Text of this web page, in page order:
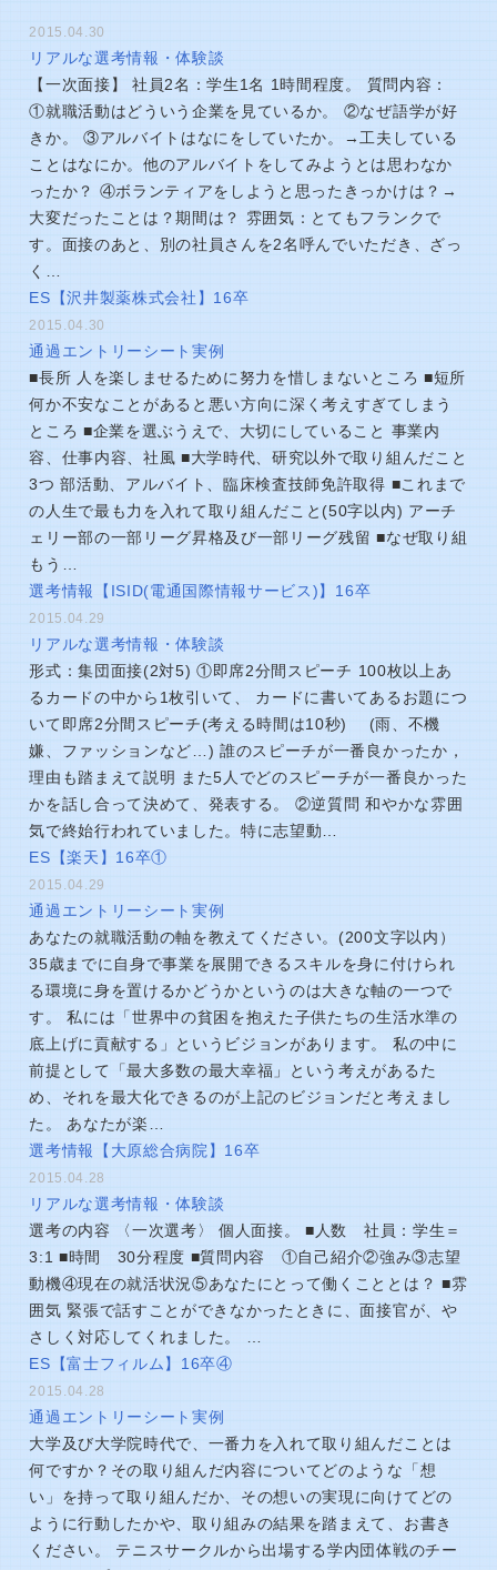
2015.04.30
リアルな選考情報・体験談
【一次面接】 社員2名：学生1名 1時間程度。 質問内容：
①就職活動はどういう企業を見ているか。 ②なぜ語学が好
きか。 ③アルバイトはなにをしていたか。→工夫している
ことはなにか。他のアルバイトをしてみようとは思わなか
ったか？ ④ボランティアをしようと思ったきっかけは？→
大変だったことは？期間は？ 雰囲気：とてもフランクで
す。面接のあと、別の社員さんを2名呼んでいただき、ざっ
く…
ES【沢井製薬株式会社】16卒
2015.04.30
通過エントリーシート実例
■長所 人を楽しませるために努力を惜しまないところ ■短所
何か不安なことがあると悪い方向に深く考えすぎてしまう
ところ ■企業を選ぶうえで、大切にしていること 事業内
容、仕事内容、社風 ■大学時代、研究以外で取り組んだこと
3つ 部活動、アルバイト、臨床検査技師免許取得 ■これまで
の人生で最も力を入れて取り組んだこと(50字以内) アーチ
ェリー部の一部リーグ昇格及び一部リーグ残留 ■なぜ取り組
もう…
選考情報【ISID(電通国際情報サービス)】16卒
2015.04.29
リアルな選考情報・体験談
形式：集団面接(2対5) ①即席2分間スピーチ 100枚以上あ
るカードの中から1枚引いて、 カードに書いてあるお題につ
いて即席2分間スピーチ(考える時間は10秒) (雨、不機
嫌、ファッションなど…) 誰のスピーチが一番良かったか，
理由も踏まえて説明 また5人でどのスピーチが一番良かった
かを話し合って決めて、発表する。 ②逆質問 和やかな雰囲
気で終始行われていました。特に志望動…
ES【楽天】16卒①
2015.04.29
通過エントリーシート実例
あなたの就職活動の軸を教えてください。(200文字以内）
35歳までに自身で事業を展開できるスキルを身に付けられ
る環境に身を置けるかどうかというのは大きな軸の一つで
す。 私には「世界中の貧困を抱えた子供たちの生活水準の
底上げに貢献する」というビジョンがあります。 私の中に
前提として「最大多数の最大幸福」という考えがあるた
め、それを最大化できるのが上記のビジョンだと考えまし
た。 あなたが楽…
選考情報【大原総合病院】16卒
2015.04.28
リアルな選考情報・体験談
選考の内容 〈一次選考〉 個人面接。 ■人数 社員：学生＝
3:1 ■時間 30分程度 ■質問内容 ①自己紹介②強み③志望
動機④現在の就活状況⑤あなたにとって働くこととは？ ■雰
囲気 緊張で話すことができなかったときに、面接官が、や
さしく対応してくれました。 …
ES【富士フィルム】16卒④
2015.04.28
通過エントリーシート実例
大学及び大学院時代で、一番力を入れて取り組んだことは
何ですか？その取り組んだ内容についてどのような「想
い」を持って取り組んだか、その想いの実現に向けてどの
ように行動したかや、取り組みの結果を踏まえて、お書き
ください。 テニスサークルから出場する学内団体戦のチー